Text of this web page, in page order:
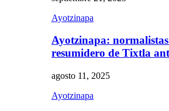
Ayotzinapa
Ayotzinapa:
resumidero de Tixtla
agosto 11, 2025
Ayotzinapa